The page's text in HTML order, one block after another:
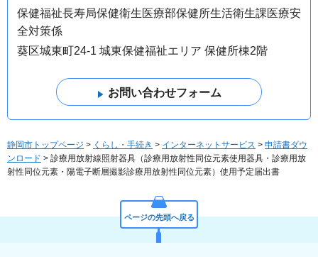
保健福祉長寿局保健衛生医療部保健所生活衛生課医療安
全対策係
葵区城東町24-1 城東保健福祉エリア 保健所棟2階
静岡市トップページ > くらし・手続き > インターネットサービス > 申請書ダウ
ンロード > 診療用放射線照射器具（診療用放射性同位元素使用器具・診療用放
射性同位元素・陽電子断層撮影診療用放射性同位元素）使用予定届出書
ページの先頭へ戻る